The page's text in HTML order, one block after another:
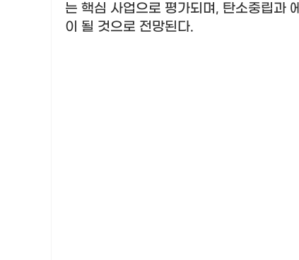
는 핵심 사업으로 평가되며, 탄소중립과
이 될 것으로 전망된다.